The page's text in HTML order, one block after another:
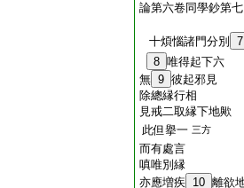
論第六卷同學鈔第
十煩惱諸門分別
7
8 唯得起下六
無 9 彼起邪見
除總縁行相
見戒二取縁下地歟
此但擧一 三方
而有處言
嗔唯別縁
亦應増疾 10 離欲